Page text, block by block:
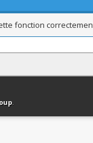
fonction
bas-débit (Archivé)
.